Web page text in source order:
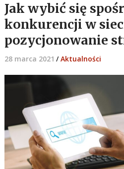
Jak wybić się
konkurencji w
pozycjonowanie
28 marca 2021 / Aktualności